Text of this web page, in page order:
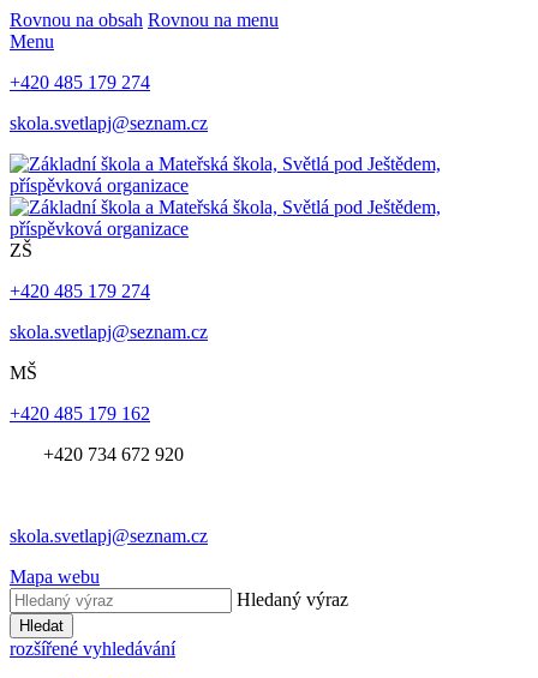
Rovnou na obsah Rovnou na menu
Menu
+420 485 179 274
skola.svetlapj@seznam.cz
ZŠ
+420 485 179 274
skola.svetlapj@seznam.cz
MŠ
+420 485 179 162
+420 734 672 920
skola.svetlapj@seznam.cz
Mapa webu
Hledaný výraz
Hledat
rozšířené vyhledávání